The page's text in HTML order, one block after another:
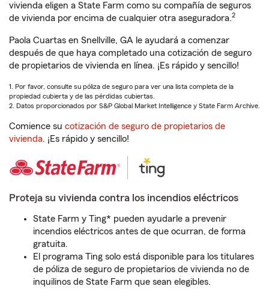
vivienda eligen a State Farm como su compañía de seguros
de vivienda por encima de cualquier otra aseguradora.2
Paola Cuartas en Snellville, GA le ayudará a comenzar
después de que haya completado una cotización de seguro
de propietarios de vivienda en línea. ¡Es rápido y sencillo!
1. Por favor, consulte su póliza de seguro para ver una lista completa de la
propiedad cubierta y de las pérdidas cubiertas.
2. Datos proporcionados por S&P Global Market Intelligence y State Farm Archive.
Comience su cotización de seguro de propietarios de
vivienda. ¡Es rápido y sencillo!
Proteja su vivienda contra los incendios eléctricos
State Farm y Ting* pueden ayudarle a prevenir
incendios eléctricos antes de que ocurran, de forma
gratuita.
El programa Ting solo está disponible para los titulares
de póliza de seguro de propietarios de vivienda no de
inquilinos de State Farm que sean elegibles.